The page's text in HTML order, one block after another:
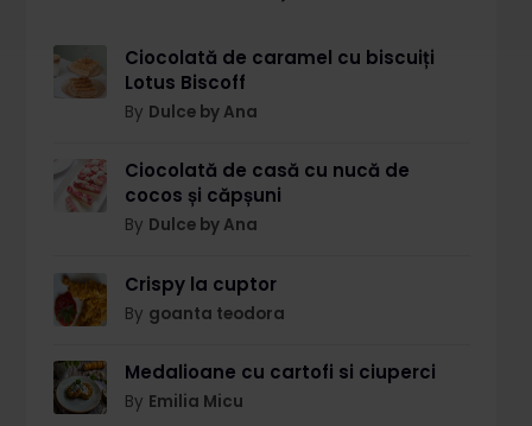
Ciocolată de caramel cu biscuiți
Lotus Biscoff
By Dulce by Ana
Ciocolată de casă cu nucă de
cocos și căpșuni
By Dulce by Ana
Crispy la cuptor
By goanta teodora
Medalioane cu cartofi si ciuperci
By Emilia Micu